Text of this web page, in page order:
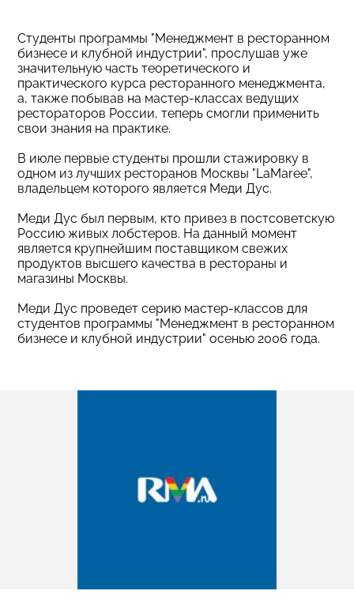
Студенты программы "Менеджмент в ресторанном
бизнесе и клубной индустрии", прослушав уже
значительную часть теоретического и
практического курса ресторанного менеджмента,
а, также побывав на мастер-классах ведущих
рестораторов России, теперь смогли применить
свои знания на практике.
В июле первые студенты прошли стажировку в
одном из лучших ресторанов Москвы "LaMaree",
владельцем которого является Меди Дус.
Меди Дус был первым, кто привез в постсоветскую
Россию живых лoбcтepoв. На данный момент
является крупнейшим поставщиком свежих
продуктов высшего качества в рестораны и
магазины Москвы.
Меди Дус проведет серию мастер-классов для
студентов программы "Менеджмент в ресторанном
бизнесе и клубной индустрии" осенью 2006 года.